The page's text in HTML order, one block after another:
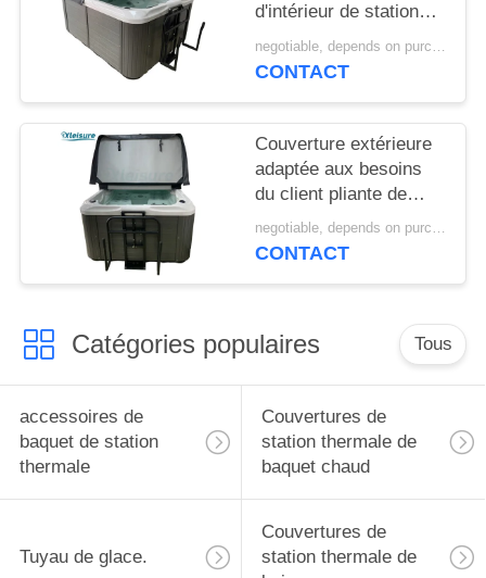
d'intérieur de station
thermale de vinyle de
couverture de piscine
chaud de bain libre
pour le baquet
hydraulique de thérapie
negotiable, depends on purchase volume MOQ:10 | ensemble 100
CONTACT
Couverture extérieure
adaptée aux besoins
du client pliante de
station thermale
d'ombre pour le baquet
negotiable, depends on purchase volume MOQ:10 | ensemble 100
CONTACT
Catégories populaires Tous
accessoires de
baquet de station
thermale
Couvertures de
station thermale de
baquet chaud
Tuyau de glace.
Couvertures de
station thermale de